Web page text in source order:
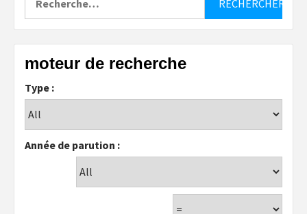
moteur de recherche
Type :
Année de parution :